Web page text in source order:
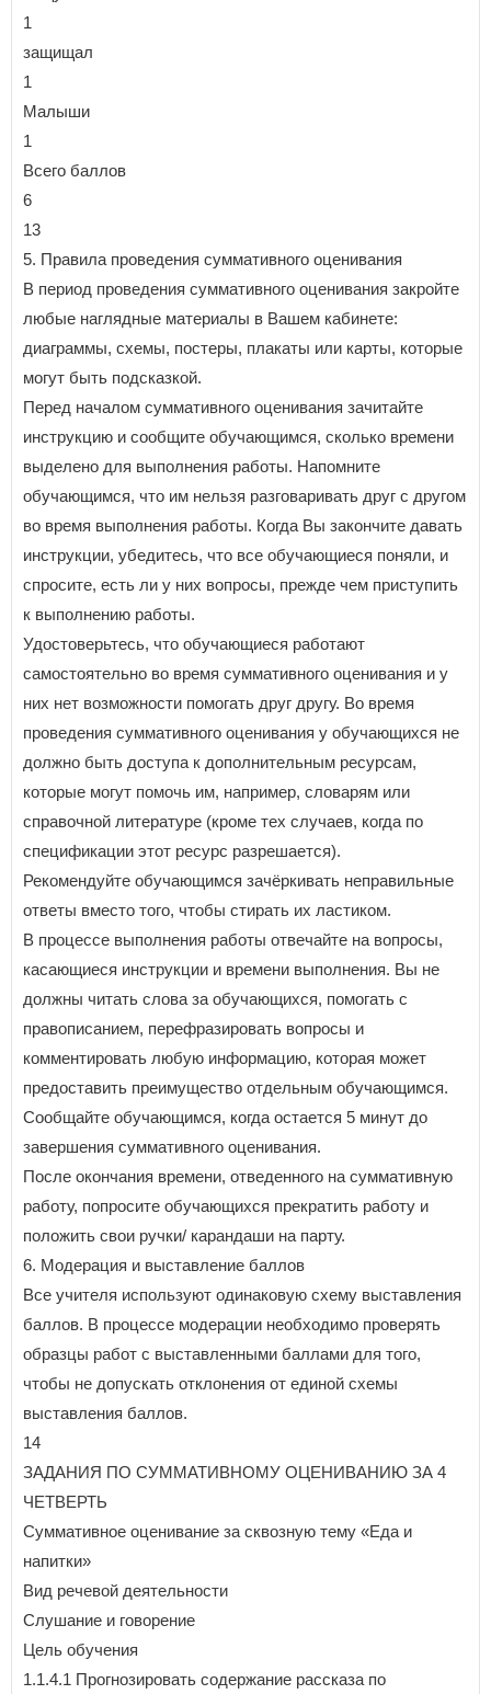
1
защищал
1
Малыши
1
Всего баллов
6
13
5. Правила проведения суммативного оценивания
В период проведения суммативного оценивания закройте
любые наглядные материалы в Вашем кабинете:
диаграммы, схемы, постеры, плакаты или карты, которые
могут быть подсказкой.
Перед началом суммативного оценивания зачитайте
инструкцию и сообщите обучающимся, сколько времени
выделено для выполнения работы. Напомните
обучающимся, что им нельзя разговаривать друг с другом
во время выполнения работы. Когда Вы закончите давать
инструкции, убедитесь, что все обучающиеся поняли, и
спросите, есть ли у них вопросы, прежде чем приступить
к выполнению работы.
Удостоверьтесь, что обучающиеся работают
самостоятельно во время суммативного оценивания и у
них нет возможности помогать друг другу. Во время
проведения суммативного оценивания у обучающихся не
должно быть доступа к дополнительным ресурсам,
которые могут помочь им, например, словарям или
справочной литературе (кроме тех случаев, когда по
спецификации этот ресурс разрешается).
Рекомендуйте обучающимся зачёркивать неправильные
ответы вместо того, чтобы стирать их ластиком.
В процессе выполнения работы отвечайте на вопросы,
касающиеся инструкции и времени выполнения. Вы не
должны читать слова за обучающихся, помогать с
правописанием, перефразировать вопросы и
комментировать любую информацию, которая может
предоставить преимущество отдельным обучающимся.
Сообщайте обучающимся, когда остается 5 минут до
завершения суммативного оценивания.
После окончания времени, отведенного на суммативную
работу, попросите обучающихся прекратить работу и
положить свои ручки/ карандаши на парту.
6. Модерация и выставление баллов
Все учителя используют одинаковую схему выставления
баллов. В процессе модерации необходимо проверять
образцы работ с выставленными баллами для того,
чтобы не допускать отклонения от единой схемы
выставления баллов.
14
ЗАДАНИЯ ПО СУММАТИВНОМУ ОЦЕНИВАНИЮ ЗА 4
ЧЕТВЕРТЬ
Суммативное оценивание за сквозную тему «Еда и
напитки»
Вид речевой деятельности
Слушание и говорение
Цель обучения
1.1.4.1 Прогнозировать содержание рассказа по